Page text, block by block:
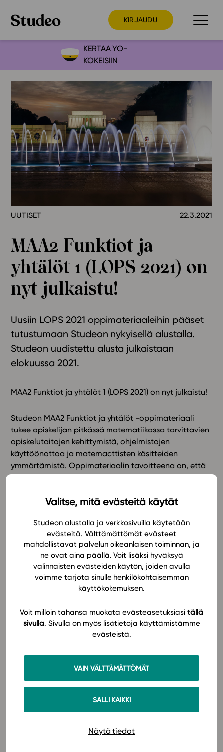
Valitse, mitä evästeitä käytät
Studeon alustalla ja verkkosivuilla käytetään
evästeitä. Välttämättömät evästeet
mahdollistavat palvelun oikeanlaisen toiminnan, ja
ne ovat aina päällä. Voit lisäksi hyväksyä
valinnaisten evästeiden käytön, joiden avulla
voimme tarjota sinulle henkilökohtaisemman
käyttökokemuksen.
Voit milloin tahansa muokata evästeasetuksiasi tällä
sivulla. Sivulla on myös lisätietoja käyttämistämme
evästeistä.
VAIN VÄLTTÄMÄTTÖMÄT
SALLI KAIKKI
Näytä tiedot
KIRJAUDU
Preppaaja
Opettaja
Opiskelija
Huoltaja
Kokeilutarjous
Ainstain
Alakoulu
Lukio
Ominaisuudet
Tapahtumakalenteri
Webinaari­tallenteet
Yhteisö
Suosittelut
Ohjevideot
Oppikirjailijat
Tiimi
Tietoa meistä
Tilaa uutiskirje
Ota yhteyttä
In English
KERTAA YO-
KOKEISIIN
UUTISET 22.3.2021
MAA2 Funktiot ja
yhtälöt 1 (LOPS 2021) on
nyt julkaistu!
Uusiin LOPS 2021 oppimateriaaleihin pääset
tutustumaan Studeon nykyisellä alustalla.
Studeon uudistettu alusta julkaistaan
elokuussa 2021.
MAA2 Funktiot ja yhtälöt 1 (LOPS 2021) on nyt julkaistu!
Studeon MAA2 Funktiot ja yhtälöt -oppimateriaali
tukee opiskelijan pitkässä matematiikassa tarvittavien
opiskelutaitojen kehittymistä, ohjelmistojen
käyttöönottoa ja matemaattisten käsitteiden
ymmärtämistä. Oppimateriaalin tavoitteena on, että
tuntee näiden funktioiden ominaisuudet ja osaa
polynomiepäyhtälöitä.
Lukujen selkeät tekstit ja monipuoliset esimerkit
auttavat opiskelijaa oppimaan matematiikan
vaativatkin kokonaisuudet. Lukuisat interaktiiviset
sovelmat havainnollistavat käsiteltävää aihetta ja
luonnetta.
Laajassa koetehtäväpankissa harjoitukset on jaoteltu
konetarkisteisia että editorilla vastattavia. Tehtäviä
on myös helppo kohdistaa opiskelijan taitotason
mukaan. Oppimateriaalin opetusvideot sekä tehtävien
Lue lisää!